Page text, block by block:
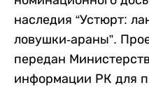
наследия “Устюрт:
ловушки-араны”.
передан
информации РК для